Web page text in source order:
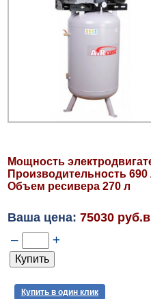
Мощность
Производительность
Объем ресивера 270 л
Ваша цена: 75030
– +
Купить в один клик